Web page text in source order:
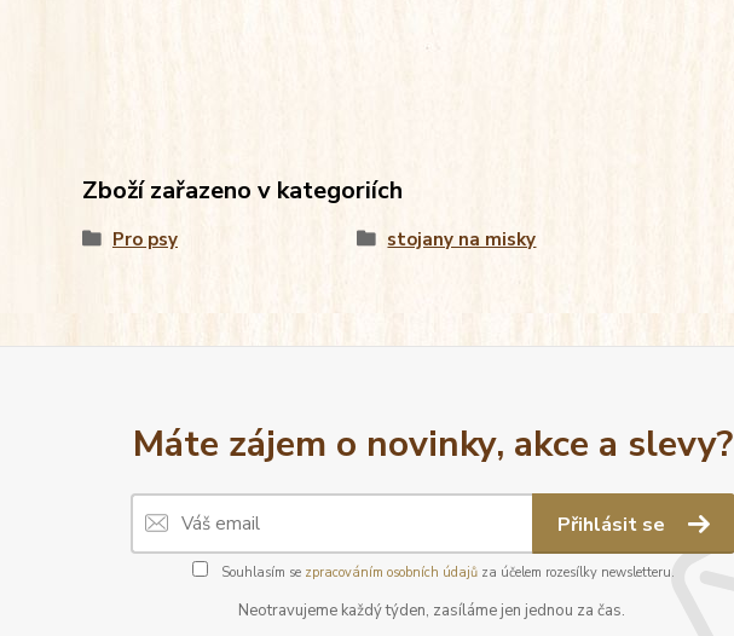
Zboží zařazeno v kategoriích
Pro psy stojany na misky
Máte zájem o novinky, akce a slevy?
Přihlásit se
Souhlasím se zpracováním osobních údajůza účelem rozesílky newsletteru.
Neotravujeme každý týden, zasíláme jen jednou za čas.